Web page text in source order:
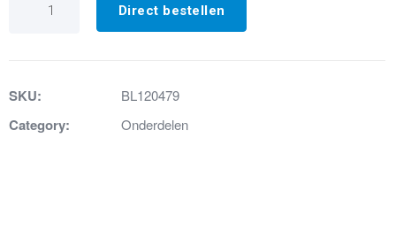
Behuizing
Direct bestellen
SKU: BL120479
Category: Onderdelen